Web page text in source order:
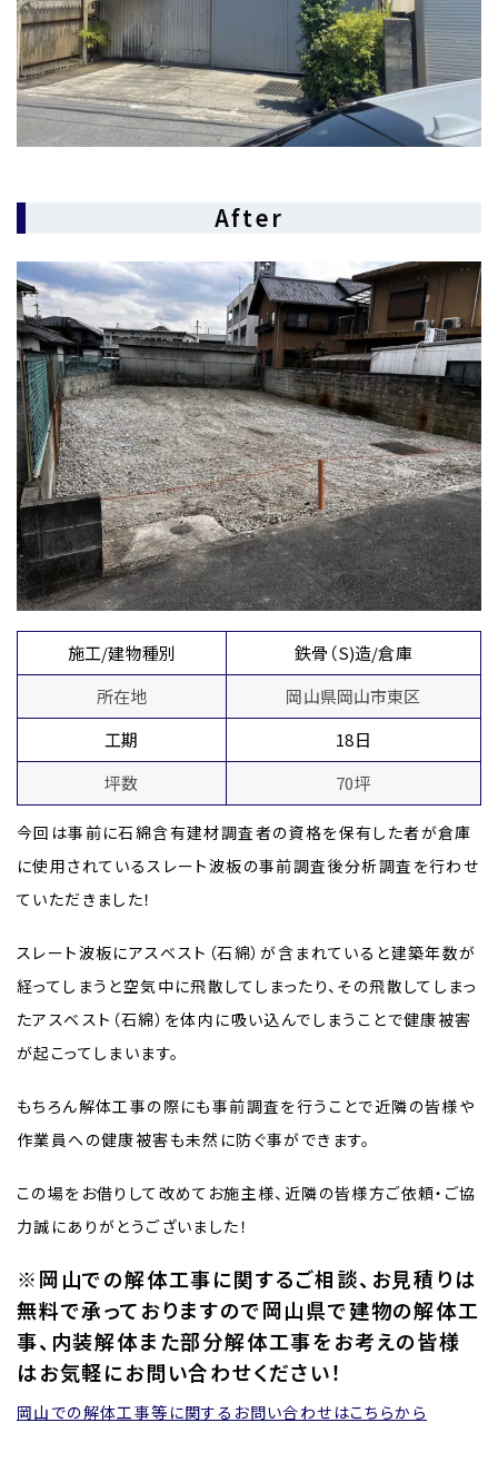
After
施工/建物種別
鉄骨（S)造/倉庫
所在地
岡山県岡山市東区
工期
18日
坪数
70坪
今回は事前に石綿含有建材調査者の資格を保有した者が倉庫
に使用されているスレート波板の事前調査後分析調査を行わせ
ていただきました！
スレート波板にアスベスト（石綿）が含まれていると建築年数が
経ってしまうと空気中に飛散してしまったり、その飛散してしまっ
たアスベスト（石綿）を体内に吸い込んでしまうことで健康被害
が起こってしまいます。
もちろん解体工事の際にも事前調査を行うことで近隣の皆様や
作業員への健康被害も未然に防ぐ事ができます。
この場をお借りして改めてお施主様、近隣の皆様方ご依頼・ご協
力誠にありがとうございました！
※岡山での解体工事に関するご相談、お見積りは
無料で承っておりますので岡山県で建物の解体工
事、内装解体また部分解体工事をお考えの皆様
はお気軽にお問い合わせください！
岡山での解体工事等に関するお問い合わせはこちらから